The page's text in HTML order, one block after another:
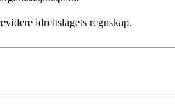
idrettslagets regnskap.